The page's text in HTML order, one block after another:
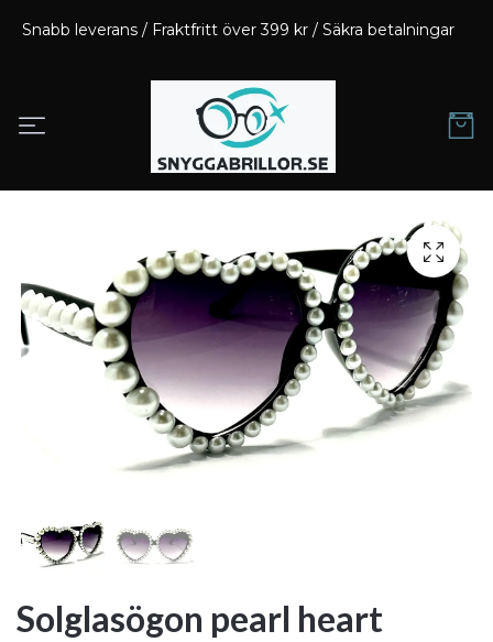
Snabb leverans / Fraktfritt över 399 kr / Säkra betalningar
Solglasögon pearl heart